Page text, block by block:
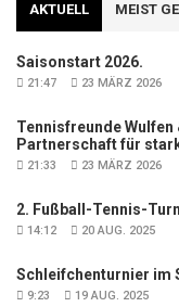
AKTUELL MEIST
Saisonstart 2026.
21:47 23 MÄRZ 2026
Tennisfreunde Wulfen
Partnerschaft für
21:33 23 MÄRZ 2026
2. Fußball-Tennis-
14:12 20 AUG. 2025
Schleifchenturnier im
9:23 19 AUG. 2025